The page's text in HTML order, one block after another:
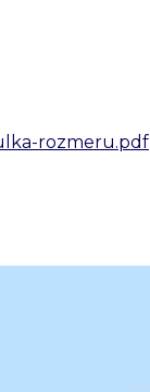
rozmeru.pdf